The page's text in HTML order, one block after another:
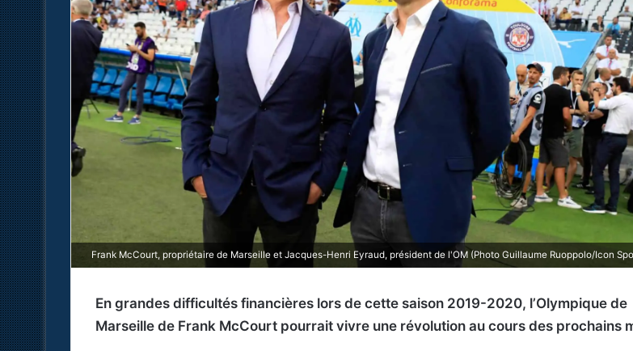
Frank McCourt, propriétaire de Marseille et Jacques-Henri Eyraud, président de l'OM (Photo Guillaume Ruoppolo/Icon
En grandes difficultés financières lors de cette saison 2019-2020, l’Olympique de
Marseille de Frank McCourt pourrait vivre une révolution au cours des prochains